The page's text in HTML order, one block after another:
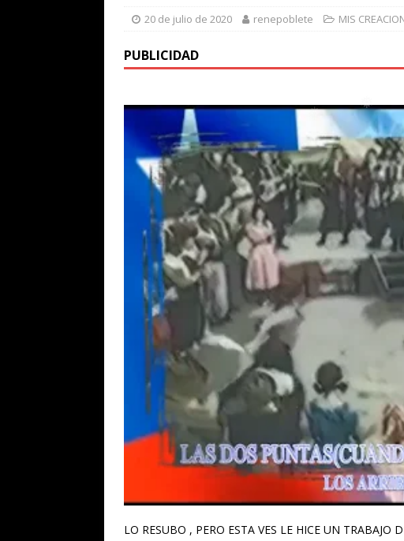
20 de julio de 2020 renepoblete MIS
PUBLICIDAD
LO RESUBO , PERO ESTA VES LE HICE UN TRABAJO